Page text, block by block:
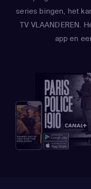
series bingen, het
TV VLAANDEREN.
app en